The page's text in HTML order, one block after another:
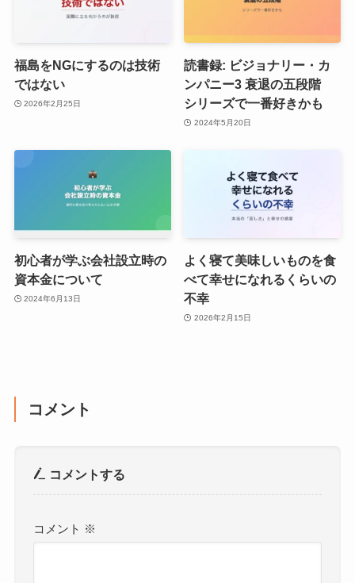
福島をNGにするのは技術
ではない
2026年2月25日
読書録: ビジョナリー・カ
ンパニー3 衰退の五段階
シリーズで一番好きかも
2024年5月20日
初心者が学ぶ会社設立時の
資本金について
2024年6月13日
よく寝て美味しいものを食
べて幸せになれるくらいの
不幸
2026年2月15日
コメント
コメントする
コメント ※